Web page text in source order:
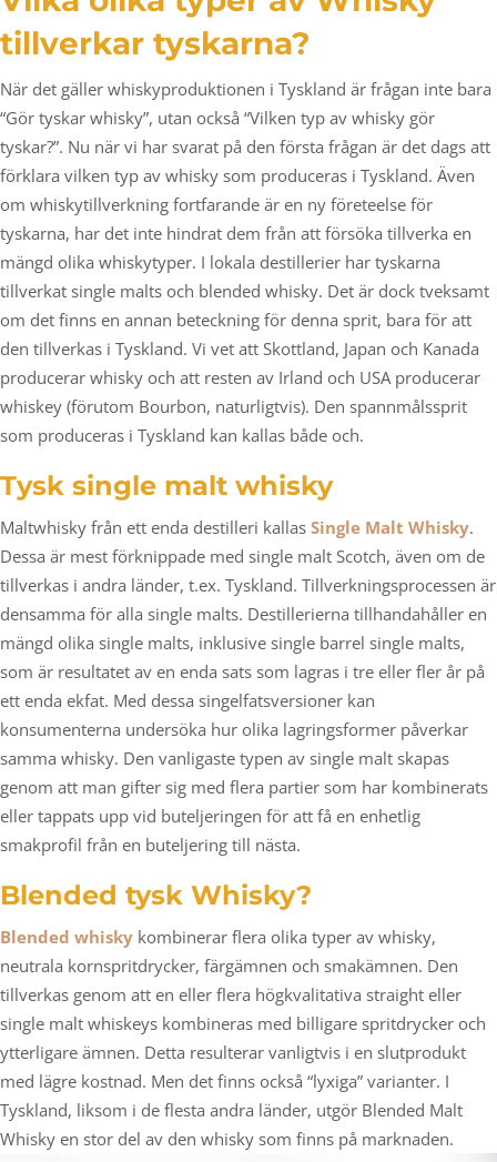
tillverkar tyskarna?
När det gäller whiskyproduktionen i Tyskland är frågan inte bara
“Gör tyskar whisky”, utan också “Vilken typ av whisky gör
tyskar?”. Nu när vi har svarat på den första frågan är det dags att
förklara vilken typ av whisky som produceras i Tyskland. Även
om whiskytillverkning fortfarande är en ny företeelse för
tyskarna, har det inte hindrat dem från att försöka tillverka en
mängd olika whiskytyper. I lokala destillerier har tyskarna
tillverkat single malts och blended whisky. Det är dock tveksamt
om det finns en annan beteckning för denna sprit, bara för att
den tillverkas i Tyskland. Vi vet att Skottland, Japan och Kanada
producerar whisky och att resten av Irland och USA producerar
whiskey (förutom Bourbon, naturligtvis). Den spannmålssprit
som produceras i Tyskland kan kallas både och.
Tysk single malt whisky
Maltwhisky från ett enda destilleri kallas Single Malt Whisky.
Dessa är mest förknippade med single malt Scotch, även om de
tillverkas i andra länder, t.ex. Tyskland. Tillverkningsprocessen är
densamma för alla single malts. Destillerierna tillhandahåller en
mängd olika single malts, inklusive single barrel single malts,
som är resultatet av en enda sats som lagras i tre eller fler år på
ett enda ekfat. Med dessa singelfatsversioner kan
konsumenterna undersöka hur olika lagringsformer påverkar
samma whisky. Den vanligaste typen av single malt skapas
genom att man gifter sig med flera partier som har kombinerats
eller tappats upp vid buteljeringen för att få en enhetlig
smakprofil från en buteljering till nästa.
Blended tysk Whisky?
Blended whisky kombinerar flera olika typer av whisky,
neutrala kornspritdrycker, färgämnen och smakämnen. Den
tillverkas genom att en eller flera högkvalitativa straight eller
single malt whiskeys kombineras med billigare spritdrycker och
ytterligare ämnen. Detta resulterar vanligtvis i en slutprodukt
med lägre kostnad. Men det finns också “lyxiga” varianter. I
Tyskland, liksom i de flesta andra länder, utgör Blended Malt
Whisky en stor del av den whisky som finns på marknaden.